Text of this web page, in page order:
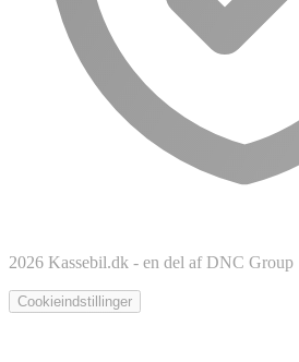
2026 Kassebil.dk - en del af DNC Group
Cookieindstillinger